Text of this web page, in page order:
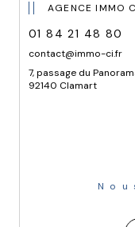
AGENCE IMMO
01 84 21 48 80
contact@immo-ci.fr
7, passage du
92140 Clamart